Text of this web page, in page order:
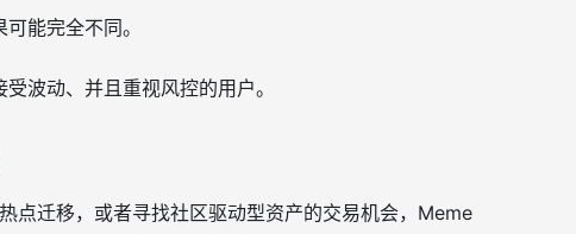
能完全不同。
波动、并且重视风控的用户。
点迁移，或者寻找社区驱动型资产的交易机会，Meme